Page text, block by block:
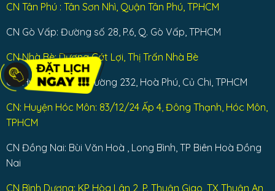
CN Tân Phú : Tân Sơn Nhì, Quận Tân Phú, TPHCM
CN Gò Vấp: Đường số 28, P.6, Q. Gò Vấp, TPHCM
CN Nhà Bè: Dương Cát Lợi, Thị Trấn Nhà Bè
CN Huyện Củ Chi: Đường 232, Hoà Phú, Củ Chi, TPHCM
CN: Huyện Hóc Môn: 83/12/24 Ấp 4, Đông Thạnh, Hóc Môn,
TPHCM
CN Đồng Nai: Bùi Văn Hoà , Long Bình, TP Biên Hoà Đồng
Nai
CN Bình Dương: KP Hòa Lân 2, P. Thuận Giao, TX Thuận An